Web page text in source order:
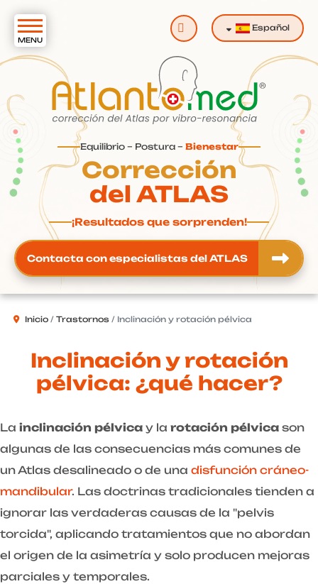
Equilibrio – Postura – Bienestar
Corrección
del ATLAS
¡Resultados que sorprenden!
Contacta con especialistas del ATLAS
Buscar Español
Inicio Trastornos Inclinación y rotación pélvica
Inclinación y rotación
pélvica: ¿qué hacer?
La inclinación pélvica y la rotación pélvica son
algunas de las consecuencias más comunes de
un Atlas desalineado o de una disfunción cráneo-
mandibular. Las doctrinas tradicionales tienden a
ignorar las verdaderas causas de la "pelvis
torcida", aplicando tratamientos que no abordan
el origen de la asimetría y solo producen mejoras
parciales y temporales.